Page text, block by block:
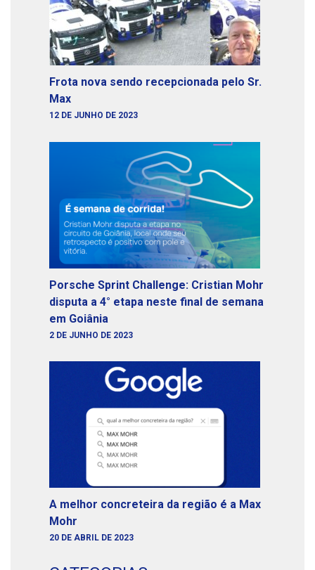
Frota nova sendo recepcionada pelo Sr.
Max
12 DE JUNHO DE 2023
Porsche Sprint Challenge: Cristian Mohr
disputa a 4° etapa neste final de semana
em Goiânia
2 DE JUNHO DE 2023
A melhor concreteira da região é a Max
Mohr
20 DE ABRIL DE 2023